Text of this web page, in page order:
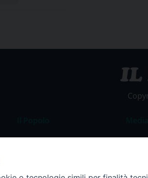
Il settimanale
La redazione
Foto